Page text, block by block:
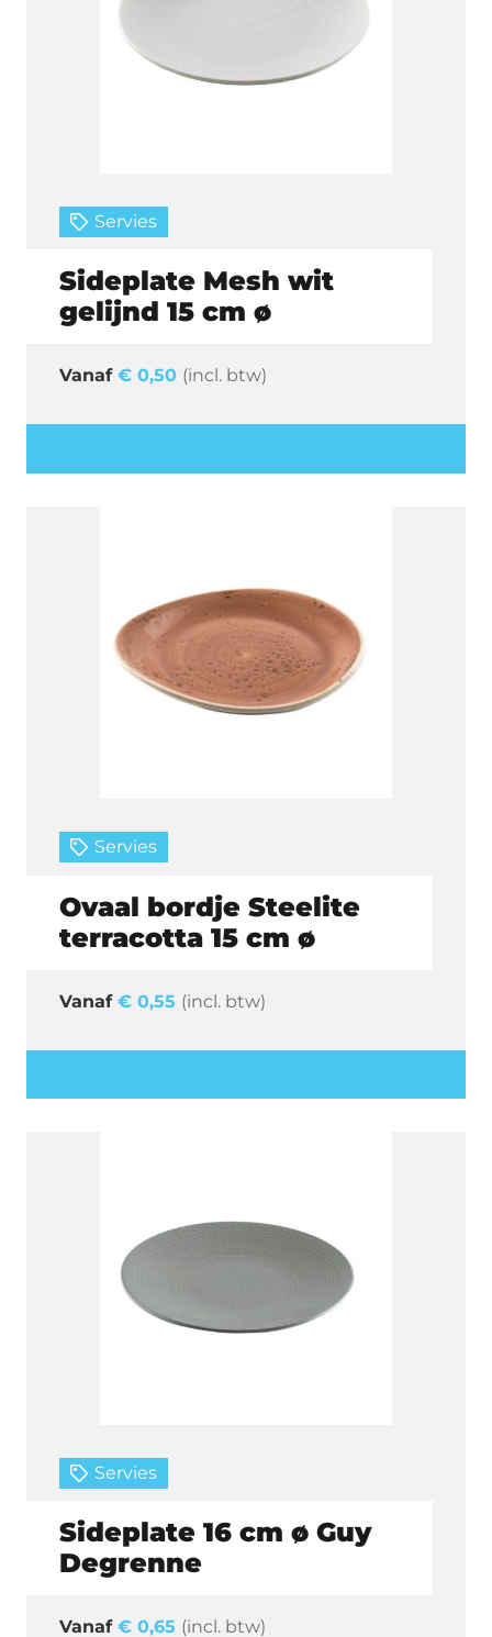
Servies
Sideplate Mesh wit
gelijnd 15 cm ø
€ 0,50 (incl. btw)
Servies
Ovaal bordje Steelite
terracotta 15 cm ø
€ 0,55 (incl. btw)
Servies
Sideplate 16 cm ø Guy
Degrenne
€ 0,65 (incl. btw)